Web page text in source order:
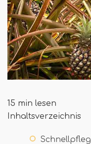
15 min lesen
Inhaltsverzeichnis